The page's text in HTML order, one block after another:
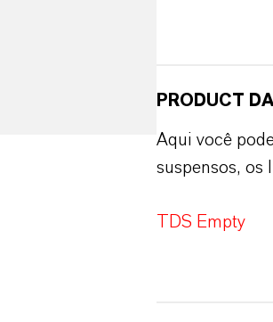
PRODUCT
Aqui você
suspensos, os
TDS Empty